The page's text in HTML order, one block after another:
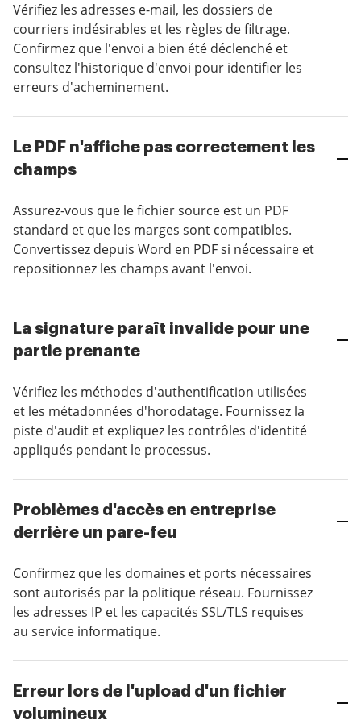
Vérifiez les adresses e-mail, les dossiers de
courriers indésirables et les règles de filtrage.
Confirmez que l'envoi a bien été déclenché et
consultez l'historique d'envoi pour identifier les
erreurs d'acheminement.
Le PDF n'affiche pas correctement les
champs
Assurez-vous que le fichier source est un PDF
standard et que les marges sont compatibles.
Convertissez depuis Word en PDF si nécessaire et
repositionnez les champs avant l'envoi.
La signature paraît invalide pour une
partie prenante
Vérifiez les méthodes d'authentification utilisées
et les métadonnées d'horodatage. Fournissez la
piste d'audit et expliquez les contrôles d'identité
appliqués pendant le processus.
Problèmes d'accès en entreprise
derrière un pare-feu
Confirmez que les domaines et ports nécessaires
sont autorisés par la politique réseau. Fournissez
les adresses IP et les capacités SSL/TLS requises
au service informatique.
Erreur lors de l'upload d'un fichier
volumineux